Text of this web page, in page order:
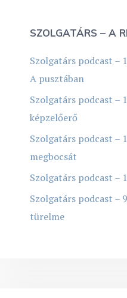
SZOLGATÁRS – A
Szolgatárs podcast –
A pusztában
Szolgatárs podcast –
képzelőerő
Szolgatárs podcast –
megbocsát
Szolgatárs podcast –
Szolgatárs podcast –
türelme